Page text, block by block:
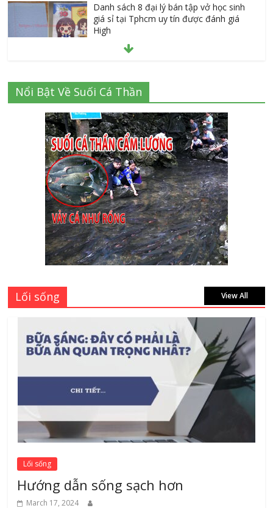
Danh sách 8 đại lý bán tập vở học sinh
giá sỉ tại Tphcm uy tín được đánh giá
High
July 16, 2026
Cập nhật mới nhất: Vở học sinh 96 trang
giá bao nhiêu tại 3 đại lý lớn có tiếng ở
Tphcm hiện nay?
July 9, 2026
Thành Long – Số 1 về dịch vụ sửa cửa
kính Quận 1 Tphcm tận nhà uy tín, giá rẻ
June 30, 2026
Mách bạn 7 địa chỉ sửa cửa nhôm kính
Tân Phú Tphcm tận nơi giá rẻ, uy tín
nhất hiện nay
August 5, 2026
Nổi Bật Về Suối Cá Thần
Lối sống View All
Lối sống
Hướng dẫn sống sạch hơn
March 17, 2024